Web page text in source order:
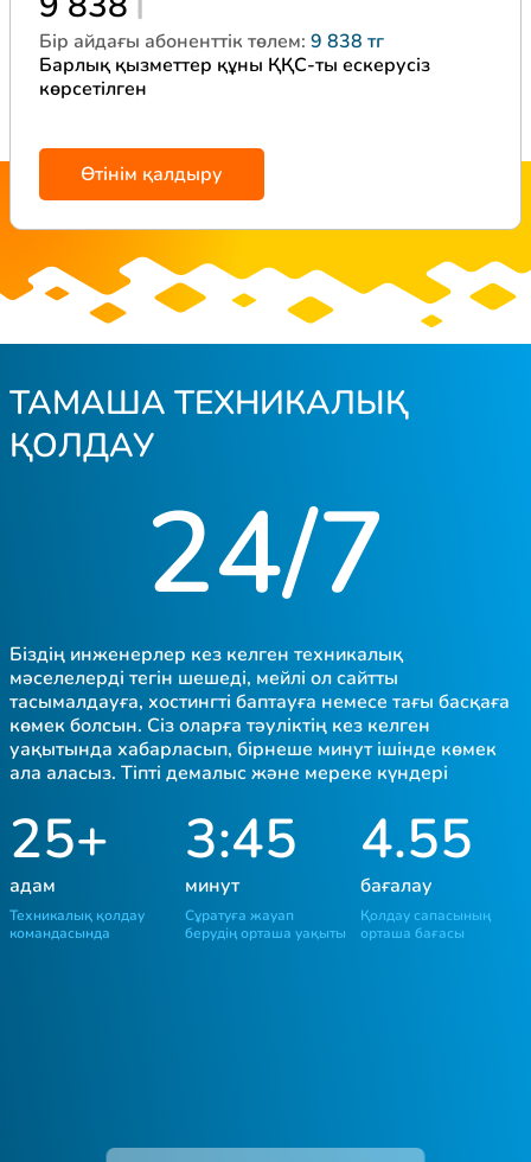
Бір айдағы абоненттік төлем: 9 838 тг
Барлық қызметтер құны ҚҚС-ты ескерусіз
көрсетілген
Өтінім қалдыру
ТАМАША ТЕХНИКАЛЫҚ
ҚОЛДАУ
24/7
Біздің инженерлер кез келген техникалық
мәселелерді тегін шешеді, мейлі ол сайтты
тасымалдауға, хостингті баптауға немесе тағы басқаға
көмек болсын. Сіз оларға тәуліктің кез келген
уақытында хабарласып, бірнеше минут ішінде көмек
ала аласыз. Тіпті демалыс және мереке күндері
25+
адам
Техникалық қолдау
командасында
3:45
минут
Сұратуға жауап
берудің орташа уақыты
4.55
бағалау
Қолдау сапасының
орташа бағасы